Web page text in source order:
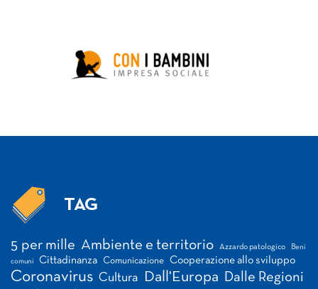
TAG
5 per mille Ambiente e territorio Azzardo patologico Beni
comuni Cittadinanza Comunicazione Cooperazione allo sviluppo
Coronavirus Cultura Dall'Europa Dalle Regioni